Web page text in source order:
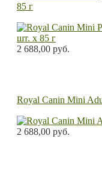
85 г
2 688,00 руб.
Royal Canin Mini
2 688,00 руб.